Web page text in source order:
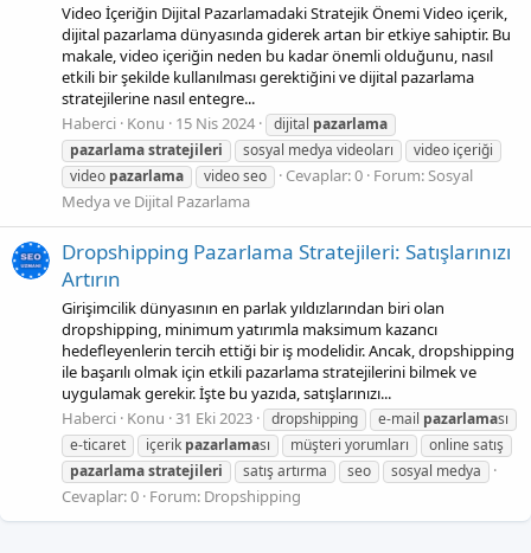
Video İçeriğin Dijital Pazarlamadaki Stratejik Önemi Video içerik,
dijital pazarlama dünyasında giderek artan bir etkiye sahiptir. Bu
makale, video içeriğin neden bu kadar önemli olduğunu, nasıl
etkili bir şekilde kullanılması gerektiğini ve dijital pazarlama
stratejilerine nasıl entegre...
Haberci Konu 15 Nis 2024 dijital pazarlama
pazarlamastratejileri sosyal medya videoları
video içeriği
video pazarlama video seo Cevaplar: 0 Forum:Sosyal
Medya ve Dijital Pazarlama
Dropshipping Pazarlama Stratejileri: Satışlarınızı
Artırın
Girişimcilik dünyasının en parlak yıldızlarından biri olan
dropshipping, minimum yatırımla maksimum kazancı
hedefleyenlerin tercih ettiği bir iş modelidir. Ancak, dropshipping
ile başarılı olmak için etkili pazarlama stratejilerini bilmek ve
uygulamak gerekir. İşte bu yazıda, satışlarınızı...
Haberci Konu 31 Eki 2023 dropshipping e-mail pazarlaması
e-ticaret
içerik pazarlaması müşteri yorumları
online satış
pazarlamastratejileri satış artırma seo sosyal medya
Cevaplar: 0 Forum: Dropshipping